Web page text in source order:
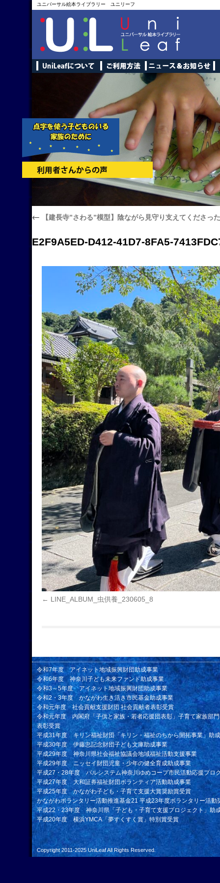
ユニバーサル絵本ライブラリー ユニリーフ
← 【建長寺”さわる”模型】陰ながら見守り支えてくださっ
E2F9A5ED-D412-41D7-8FA5-
LINE_ALBUM_虫供養_230605_8
令和7年度 アイネット地域振興財団助成事業
令和6年度 神奈川子ども未来ファンド助成事業
令和3～5年度 アイネット地域振興財団助成事業
令和2・3年度 かながわ生き活き市民基金助成事業
令和元年度 社会貢献支援財団 社会貢献者表彰受賞
令和元年度 内閣府「子供と家族・若者応援団表彰」子育て家族部
表彰受賞
平成31年度 キリン福祉財団「キリン・福祉のちから開拓事業」助
平成30年度 伊藤忠記念財団子ども文庫助成事業
平成29年度 神奈川県社会福祉協議会地域福祉活動支援事業
平成29年度 ニッセイ財団児童・少年の健全育成助成事業
平成27・28年度 パルシステム神奈川ゆめコープ市民活動応援プロ
平成27年度 大和証券福祉財団ボランティア活動助成事業
平成25年度 かながわ子ども・子育て支援大賞奨励賞受賞
かながわボランタリー活動推進基金21 平成23年度ボランタリー活動
平成22・23年度 神奈川県「子ども・子育て支援プロジェクト」助
平成20年度 横浜YMCA「夢すくすく賞」特別賞受賞
Copyright 2011-2025 UniLeafAll Rights Reserved.